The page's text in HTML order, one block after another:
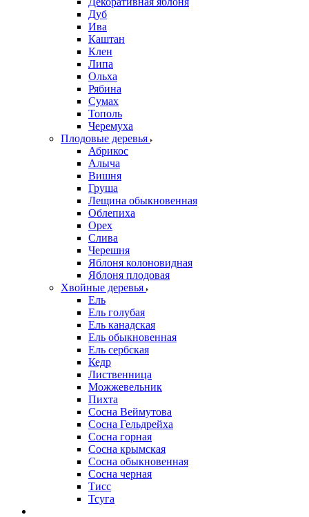
Дуб
Ива
Каштан
Клен
Липа
Ольха
Рябина
Сумах
Тополь
Черемуха
Плодовые деревья
Абрикос
Алыча
Вишня
Груша
Лещина обыкновенная
Облепиха
Орех
Слива
Черешня
Яблоня колоновидная
Яблоня плодовая
Хвойные деревья
Ель
Ель голубая
Ель канадская
Ель обыкновенная
Ель сербская
Кедр
Лиственница
Можжевельник
Пихта
Сосна Веймутова
Сосна Гельдрейха
Сосна горная
Сосна крымская
Сосна обыкновенная
Сосна черная
Тисс
Тсуга